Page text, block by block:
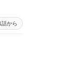
話から